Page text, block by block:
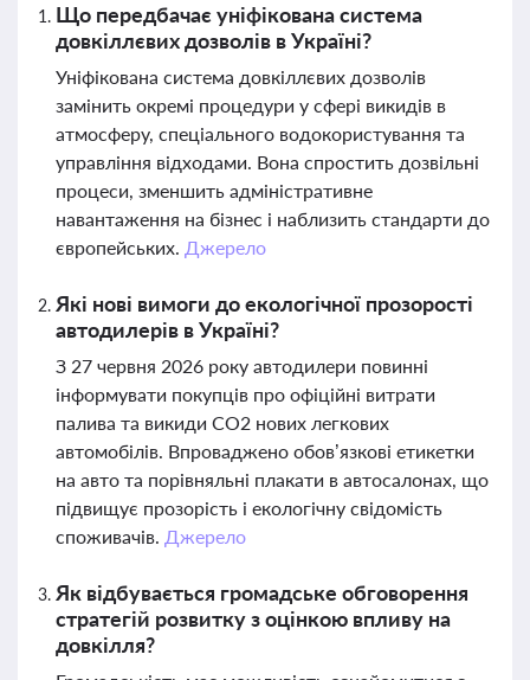
Що передбачає уніфікована система
довкіллєвих дозволів в Україні?
Уніфікована система довкіллєвих дозволів
замінить окремі процедури у сфері викидів в
атмосферу, спеціального водокористування та
управління відходами. Вона спростить дозвільні
процеси, зменшить адміністративне
навантаження на бізнес і наблизить стандарти до
європейських. Джерело
Які нові вимоги до екологічної прозорості
автодилерів в Україні?
З 27 червня 2026 року автодилери повинні
інформувати покупців про офіційні витрати
палива та викиди CO2 нових легкових
автомобілів. Впроваджено обов’язкові етикетки
на авто та порівняльні плакати в автосалонах, що
підвищує прозорість і екологічну свідомість
споживачів. Джерело
Як відбувається громадське обговорення
стратегій розвитку з оцінкою впливу на
довкілля?